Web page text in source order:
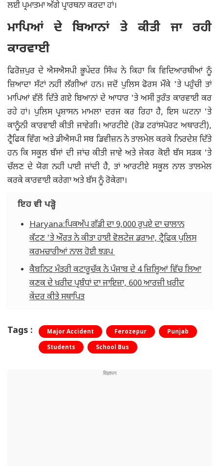
ਲਈ ਪ੍ਰਮਾਤਮਾ ਅੱਗੇ ਪ੍ਰਾਰਥਨਾ ਕਰਦਾ ਹਾਂ।
ਮਾਪਿਆਂ ਦੇ ਬਿਆਨਾਂ ਤੇ ਕੀਤੀ ਜਾ ਰਹੀ
ਕਾਰਵਾਈ
ਫਿਰੋਜ਼ਪੁਰ ਦੇ ਐਸਐਸਪੀ ਭੂਪੇਂਦਰ ਸਿੰਘ ਨੇ ਕਿਹਾ ਕਿ ਵਿਦਿਆਰਥੀਆਂ ਨੂੰ
ਜ਼ਿਆਦਾ ਸੱਟਾਂ ਨਹੀਂ ਲੱਗੀਆਂ ਹਨ। ਜਦੋਂ ਪੁਲਿਸ ਫੋਰਸ ਮੌਕੇ 'ਤੇ ਪਹੁੰਚੀ ਤਾਂ
ਮਾਪਿਆਂ ਵੱਲੋਂ ਦਿੱਤੇ ਗਏ ਬਿਆਨਾਂ ਦੇ ਆਧਾਰ 'ਤੇ ਅਸੀਂ ਤੁਰੰਤ ਕਾਰਵਾਈ ਕਰ
ਰਹੇ ਹਾਂ। ਪੁਲਿਸ ਪ੍ਰਸ਼ਾਸਨ ਮਾਮਲਾ ਦਰਜ ਕਰ ਰਿਹਾ ਹੈ, ਇਸ ਘਟਨਾ 'ਤੇ
ਕਾਨੂੰਨੀ ਕਾਰਵਾਈ ਕੀਤੀ ਜਾਵੇਗੀ। ਆਰਟੀਏ (ਰੋਡ ਟਰਾਂਸਪੋਰਟ ਅਥਾਰਟੀ),
ਟ੍ਰੈਫਿਕ ਵਿੰਗ ਅਤੇ ਡੀਐਸਪੀ ਸਬ ਡਿਵੀਜ਼ਨ ਨੇ ਤਾਲਮੇਲ ਕਰਕੇ ਨਿਰਦੇਸ਼ ਦਿੱਤੇ
ਹਨ ਕਿ ਸਕੂਲ ਬੱਸਾਂ ਦੀ ਜਾਂਚ ਕੀਤੀ ਜਾਵੇ ਅਤੇ ਜੇਕਰ ਕੋਈ ਬੱਸ ਸੜਕ 'ਤੇ
ਚੱਲਣ ਦੇ ਯੋਗ ਨਹੀਂ ਪਾਈ ਜਾਂਦੀ ਹੈ, ਤਾਂ ਆਰਟੀਏ ਸਕੂਲ ਨਾਲ ਤਾਲਮੇਲ
ਕਰਕੇ ਕਾਰਵਾਈ ਕਰੇਗਾ ਅਤੇ ਬੱਸ ਨੂੰ ਰੋਕੇਗਾ।
ਇਹ ਵੀ ਪੜ੍ਹੋ
Haryana:ਪਿਕਅੱਪ ਗੱਡੀ ਦਾ 9,000 ਰੁਪਏ ਦਾ ਚਾਲਾਨ
ਕੱਟਣ 'ਤੇ ਔਰਤ ਨੇ ਕੀਤਾ ਹਾਈ ਵੋਲਟੇਜ ਡਰਾਮਾ, ਟ੍ਰੈਫਿਕ ਪੁਲਿਸ
ਕਰਮਚਾਰੀਆਂ ਨਾਲ ਹੋਈ ਝੜਪ
ਕੈਬਨਿਟ ਮੰਤਰੀ ਕਟਾਰੂਚੱਕ ਨੇ ਪੰਜਾਬ ਦੇ 4 ਜ਼ਿਲ੍ਹਿਆਂ ਵਿੱਚ ਲਿਆ
ਕਣਕ ਦੇ ਖ਼ਰੀਦ ਪ੍ਰਬੰਧਾਂ ਦਾ ਜਾਇਜ਼ਾ, 600 ਆਰਜ਼ੀ ਖ਼ਰੀਦ
ਕੇਂਦਰ ਕੀਤੇ ਸਥਾਪਿਤ
Tags : Major Accident Ferozepur
Punjab
Students
School Bus